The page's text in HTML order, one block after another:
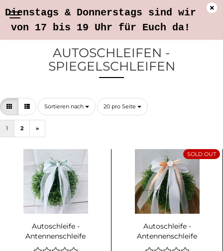
Dienstags & Donnerstags sind wir
von 17 bis 19 Uhr für Euch da!
AUTOSCHLEIFEN -
SPIEGELSCHLEIFEN
Sortieren nach
Sortieren nach 20 pro Seite
pro Seite
1 2 »
Autoschleife -
Antennenschleife
EUKALYPTHUS mit
SOLD OUT
Autoschleife -
Antennenschleife
APRICOT hell mit Weiß